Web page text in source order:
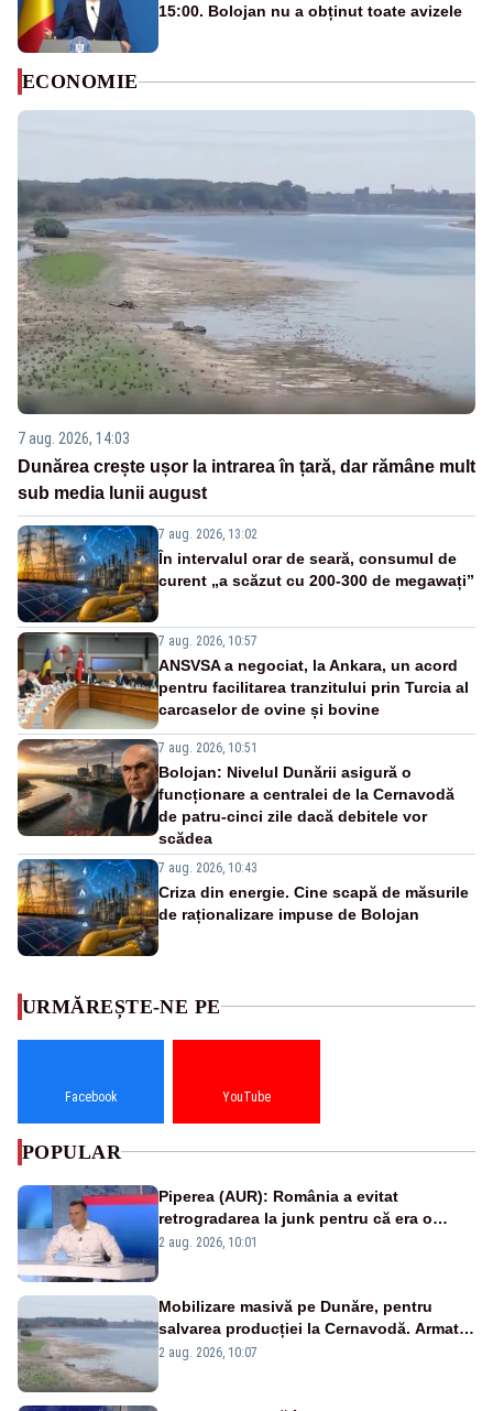
15:00. Bolojan nu a obținut toate avizele
ECONOMIE
7 aug. 2026, 14:03
Dunărea crește ușor la intrarea în țară, dar rămâne mult
sub media lunii august
7 aug. 2026, 13:02
În intervalul orar de seară, consumul de
curent „a scăzut cu 200-300 de megawați”
7 aug. 2026, 10:57
ANSVSA a negociat, la Ankara, un acord
pentru facilitarea tranzitului prin Turcia al
carcaselor de ovine și bovine
7 aug. 2026, 10:51
Bolojan: Nivelul Dunării asigură o
funcționare a centralei de la Cernavodă
de patru-cinci zile dacă debitele vor
scădea
7 aug. 2026, 10:43
Criza din energie. Cine scapă de măsurile
de raționalizare impuse de Bolojan
URMĂREȘTE-NE PE
Facebook YouTube
POPULAR
Piperea (AUR): România a evitat
retrogradarea la junk pentru că era o
catastrofă pentru bănci și fondurile de
2 aug. 2026, 10:01
Mobilizare masivă pe Dunăre, pentru
salvarea producției la Cernavodă. Armata
va detona o stâncă și va devia apa
2 aug. 2026, 10:07